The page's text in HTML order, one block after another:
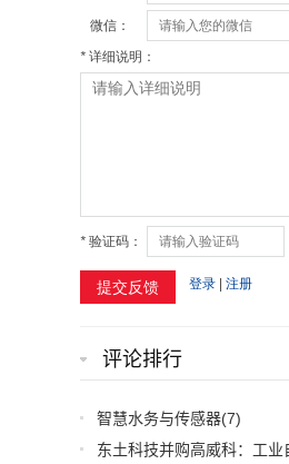
评论排行
智慧水务与传感器(7)
东土科技并购高威科：工业